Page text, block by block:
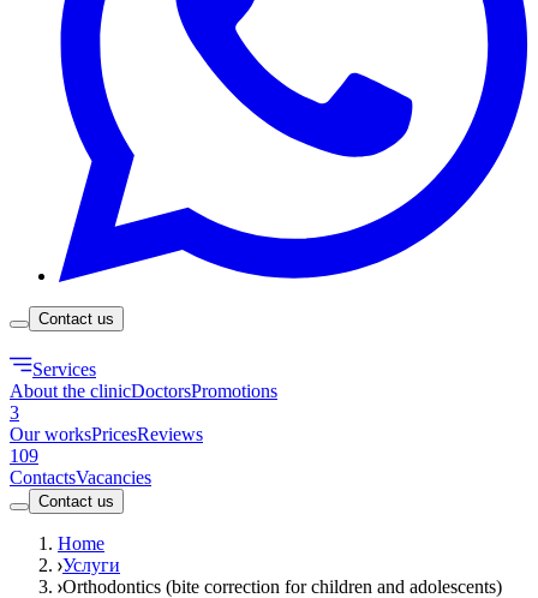
Contact us
Services
About the clinicDoctorsPromotions
3
Our worksPricesReviews
109
ContactsVacancies
Contact us
Home
Услуги
Orthodontics (bite correction for children and adolescents)